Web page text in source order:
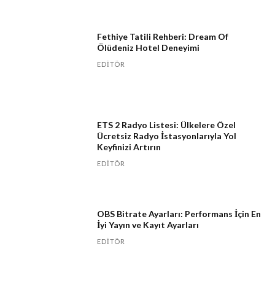
Fethiye Tatili Rehberi: Dream Of
Ölüdeniz Hotel Deneyimi
EDITÖR
ETS 2 Radyo Listesi: Ülkelere Özel
Ücretsiz Radyo İstasyonlarıyla Yol
Keyfinizi Artırın
EDITÖR
OBS Bitrate Ayarları: Performans İçin En
İyi Yayın ve Kayıt Ayarları
EDITÖR